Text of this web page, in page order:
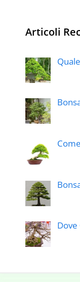
Articoli